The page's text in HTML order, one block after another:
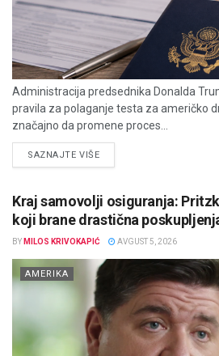
Administracija predsednika Donalda
pravila za polaganje testa za američko
značajno da promene proces...
SAZNAJTE VIŠEDETAILS
Kraj samovolji osiguranja:
koji brane drastična
BY MILOS KRIVOKAPIĆ AVGUST 5, 2026
AMERIKA